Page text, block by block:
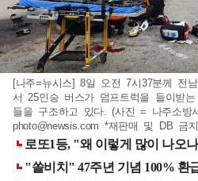
[나주=뉴시스] 8일 오전 7시37분께 전
서 25인승 버스가 덤프트럭을 들이받
들을 구조하고 있다. (사진 = 나주소방
photo@newsis.com *재판매 및 DB 금지